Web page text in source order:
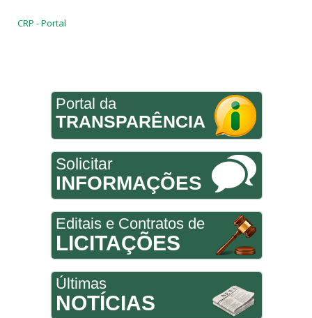
CRP - Portal
Portal da
TRANSPARÊNCIA
Solicitar
INFORMAÇÕES
Editais e Contratos de
LICITAÇÕES
Últimas
NOTÍCIAS